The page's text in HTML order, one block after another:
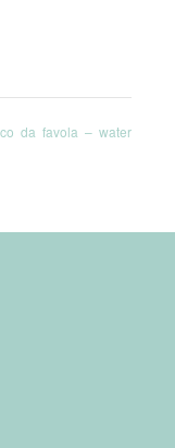
da favola – water